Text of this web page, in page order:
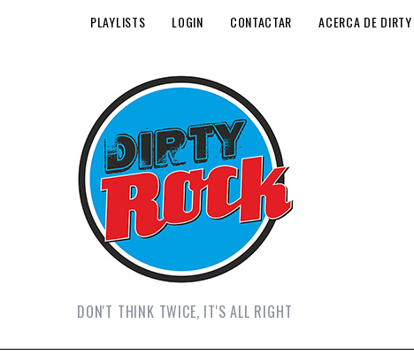
PLAYLISTS LOGIN CONTACTAR ACERCA DE
DON'T THINK TWICE, IT'S ALL RIGHT